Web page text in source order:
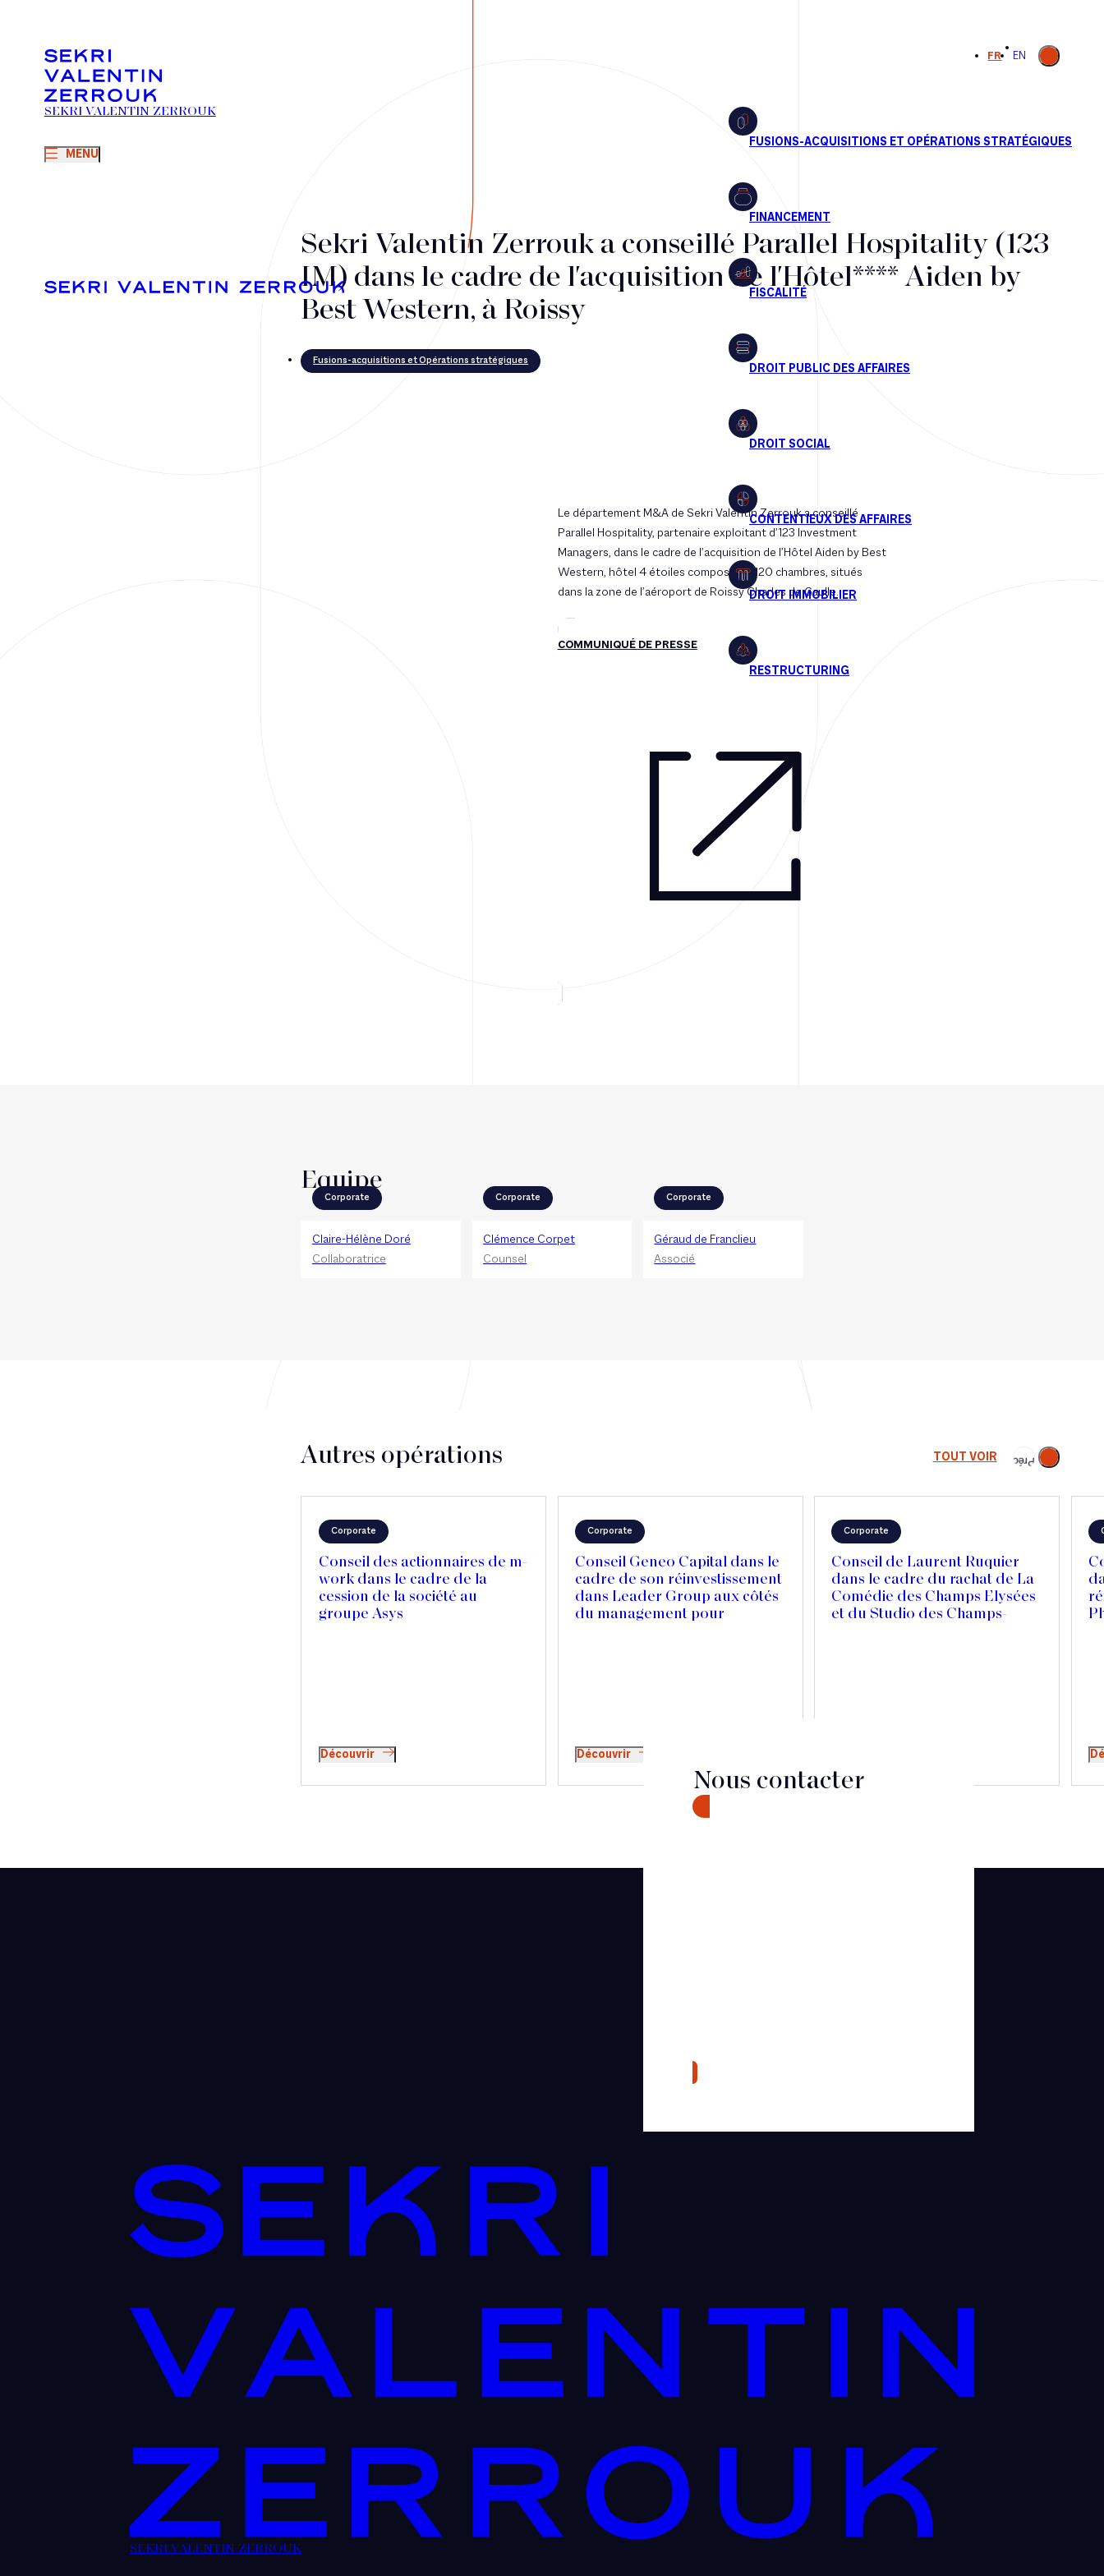
MENU
SEKRI VALENTIN ZERROUK
FR EN
Ouvrir la
recherche
Sekri Valentin Zerrouk a conseillé Parallel Hospitality (123
IM) dans le cadre de l'acquisition de l'Hôtel**** Aiden by
Best Western, à Roissy
Fusions-acquisitions et Opérations stratégiques
Le département M&A de Sekri Valentin Zerrouk a conseillé
Parallel Hospitality, partenaire exploitant d’123 Investment
Managers, dans le cadre de l’acquisition de l’Hôtel Aiden by Best
Western, hôtel 4 étoiles composé de 120 chambres, situés
dans la zone de l’aéroport de Roissy Charles de Gaulle.
COMMUNIQUÉ DE PRESSE
Equipe
Corporate
Claire-Hélène Doré
Collaboratrice
Corporate
Clémence Corpet
Counsel
Corporate
Géraud de Franclieu
Associé
Autres opérations TOUT VOIRPrécédent
Suivant
Corporate
Conseil des actionnaires de m-
work dans le cadre de la
cession de la société au
groupe Asys
Découvrir
Corporate
Conseil Geneo Capital dans le
cadre de son réinvestissement
dans Leader Group aux côtés
du management pour
Découvrir
Corporate
Conseil de Laurent Ruquier
dans le cadre du rachat de La
Comédie des Champs Elysées
et du Studio des Champs-
Nous contacter
SEKRI VALENTIN ZERROUK